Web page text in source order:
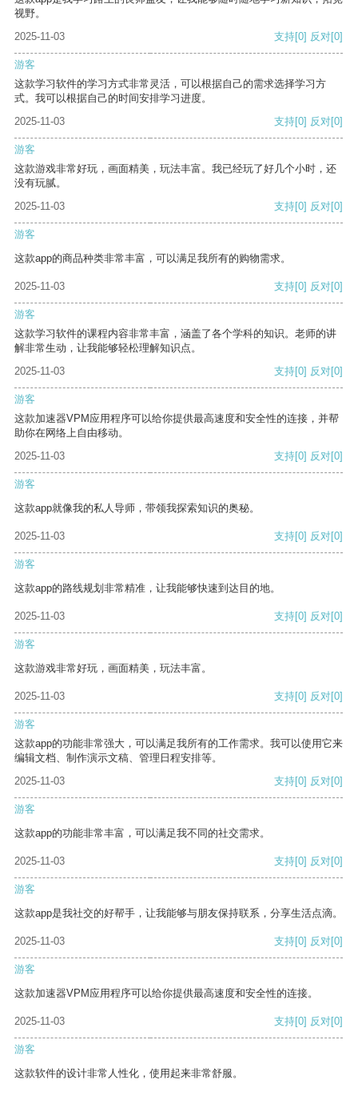
视野。
2025-11-03
支持[0] 反对[0]
游客
这款学习软件的学习方式非常灵活，可以根据自己的需求选择学习方
式。我可以根据自己的时间安排学习进度。
2025-11-03
支持[0] 反对[0]
游客
这款游戏非常好玩，画面精美，玩法丰富。我已经玩了好几个小时，还
没有玩腻。
2025-11-03
支持[0] 反对[0]
游客
这款app的商品种类非常丰富，可以满足我所有的购物需求。
2025-11-03 支持[0] 反对[0]
游客
这款学习软件的课程内容非常丰富，涵盖了各个学科的知识。老师的讲
解非常生动，让我能够轻松理解知识点。
2025-11-03
支持[0] 反对[0]
游客
这款加速器VPM应用程序可以给你提供最高速度和安全性的连接，并帮
助你在网络上自由移动。
2025-11-03
支持[0] 反对[0]
游客
这款app就像我的私人导师，带领我探索知识的奥秘。
2025-11-03 支持[0] 反对[0]
游客
这款app的路线规划非常精准，让我能够快速到达目的地。
2025-11-03 支持[0] 反对[0]
游客
这款游戏非常好玩，画面精美，玩法丰富。
2025-11-03 支持[0] 反对[0]
游客
这款app的功能非常强大，可以满足我所有的工作需求。我可以使用它来
编辑文档、制作演示文稿、管理日程安排等。
2025-11-03
支持[0] 反对[0]
游客
这款app的功能非常丰富，可以满足我不同的社交需求。
2025-11-03 支持[0] 反对[0]
游客
这款app是我社交的好帮手，让我能够与朋友保持联系，分享生活点滴。
2025-11-03 支持[0] 反对[0]
游客
这款加速器VPM应用程序可以给你提供最高速度和安全性的连接。
2025-11-03 支持[0] 反对[0]
游客
这款软件的设计非常人性化，使用起来非常舒服。